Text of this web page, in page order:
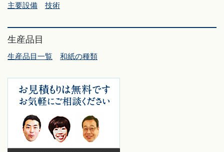
主要設備 技術
生産品目
生産品目一覧 和紙の種類